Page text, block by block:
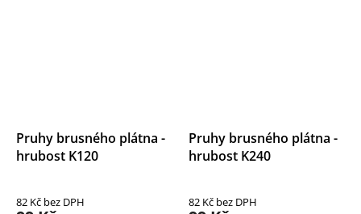
Pruhy brusného plátna -
hrubost K120
82 Kč bez DPH
Pruhy brusného plátna -
hrubost K240
82 Kč bez DPH